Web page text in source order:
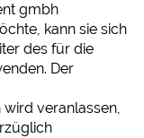
gmbh
kann sie sich
des für die
Der
veranlassen,